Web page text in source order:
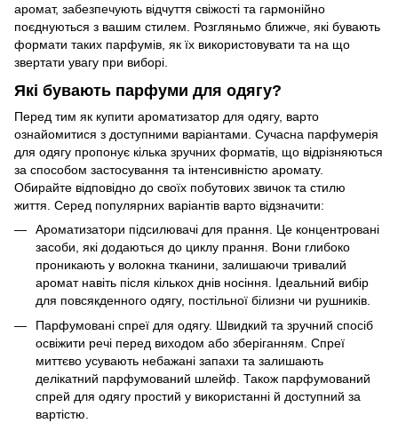
аромат, забезпечують відчуття свіжості та гармонійно
поєднуються з вашим стилем. Розгляньмо ближче, які бувають
формати таких парфумів, як їх використовувати та на що
звертати увагу при виборі.
Які бувають парфуми для одягу?
Перед тим як купити ароматизатор для одягу, варто
ознайомитися з доступними варіантами. Сучасна парфумерія
для одягу пропонує кілька зручних форматів, що відрізняються
за способом застосування та інтенсивністю аромату.
Обирайте відповідно до своїх побутових звичок та стилю
життя. Серед популярних варіантів варто відзначити:
Ароматизатори підсилювачі для прання. Це концентровані
засоби, які додаються до циклу прання. Вони глибоко
проникають у волокна тканини, залишаючи тривалий
аромат навіть після кількох днів носіння. Ідеальний вибір
для повсякденного одягу, постільної білизни чи рушників.
Парфумовані спреї для одягу. Швидкий та зручний спосіб
освіжити речі перед виходом або зберіганням. Спреї
миттєво усувають небажані запахи та залишають
делікатний парфумований шлейф. Також парфумований
спрей для одягу простий у використанні й доступний за
вартістю.